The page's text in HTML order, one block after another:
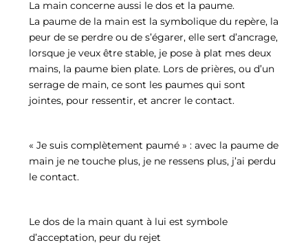
La main concerne aussi le dos et la paume.
La paume de la main est la symbolique du repère, la
peur de se perdre ou de s’égarer, elle sert d’ancrage,
lorsque je veux être stable, je pose à plat mes deux
mains, la paume bien plate. Lors de prières, ou d’un
serrage de main, ce sont les paumes qui sont
jointes, pour ressentir, et ancrer le contact.
« Je suis complètement paumé » : avec la paume de
main je ne touche plus, je ne ressens plus, j’ai perdu
le contact.
Le dos de la main quant à lui est symbole
d’acceptation, peur du rejet